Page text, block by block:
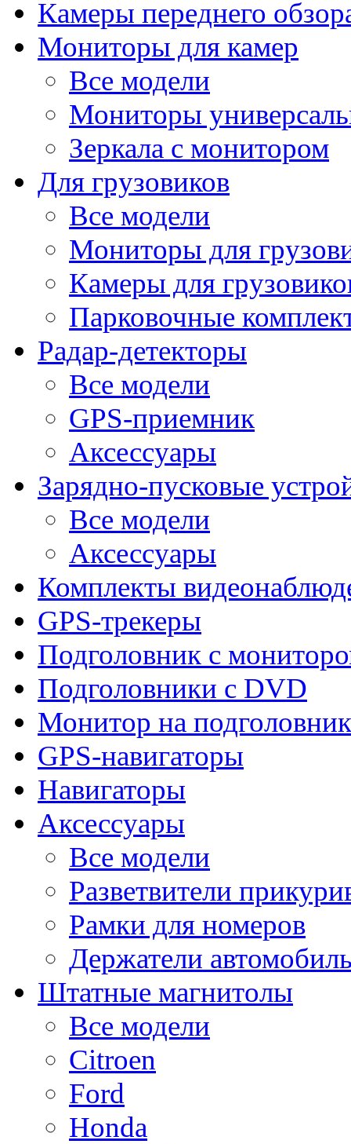
Камеры переднего
Мониторы для камер
Все модели
Мониторы
Зеркала с монитором
Для грузовиков
Все модели
Мониторы для
Камеры для
Парковочные
Радар-детекторы
Все модели
GPS-приемник
Аксессуары
Зарядно-пусковые
Все модели
Аксессуары
Комплекты
GPS-трекеры
Подголовник с
Подголовники с DVD
Монитор на подголовник
GPS-навигаторы
Навигаторы
Аксессуары
Все модели
Разветвители
Рамки для номеров
Держатели
Штатные магнитолы
Все модели
Citroen
Ford
Honda